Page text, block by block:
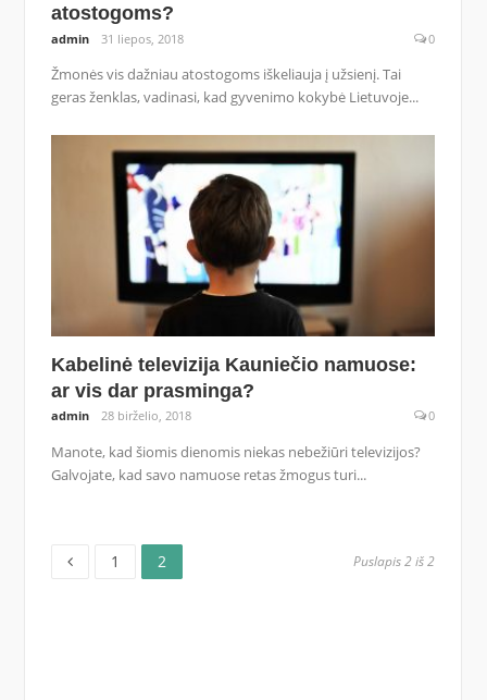
atostogoms?
admin 31 liepos, 2018 0
Žmonės vis dažniau atostogoms iškeliauja į užsienį. Tai
geras ženklas, vadinasi, kad gyvenimo kokybė Lietuvoje...
Kabelinė televizija Kauniečio namuose:
ar vis dar prasminga?
admin 28 birželio, 2018 0
Manote, kad šiomis dienomis niekas nebežiūri televizijos?
Galvojate, kad savo namuose retas žmogus turi...
PostsPuslapis
1 Puslapis
2 Puslapis 2 iš 2